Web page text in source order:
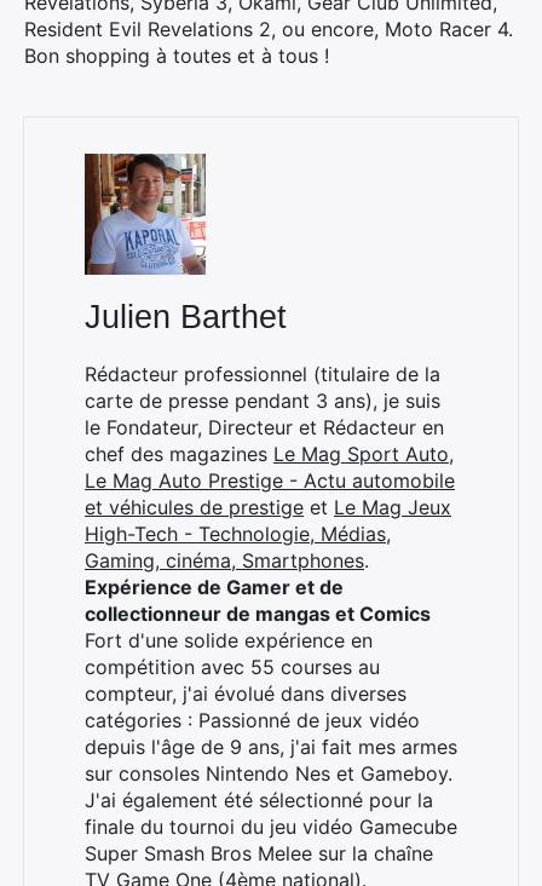
Resident Evil Revelations 2, ou encore, Moto Racer 4.
Bon shopping à toutes et à tous !
Julien Barthet
Rédacteur professionnel (titulaire de la
carte de presse pendant 3 ans), je suis
le Fondateur, Directeur et Rédacteur en
chef des magazines Le Mag Sport Auto,
Le Mag Auto Prestige - Actu automobile
et véhicules de prestige et Le Mag Jeux
High-Tech - Technologie, Médias,
Gaming, cinéma, Smartphones.
Expérience de Gamer et de
collectionneur de mangas et Comics
Fort d'une solide expérience en
compétition avec 55 courses au
compteur, j'ai évolué dans diverses
catégories : Passionné de jeux vidéo
depuis l'âge de 9 ans, j'ai fait mes armes
sur consoles Nintendo Nes et Gameboy.
J'ai également été sélectionné pour la
finale du tournoi du jeu vidéo Gamecube
Super Smash Bros Melee sur la chaîne
TV Game One (4ème national).